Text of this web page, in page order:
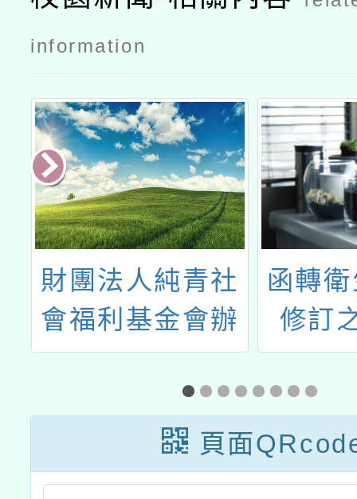
information
函轉衛生福利部
修訂之「114-
115年COVID-
19疫苗接種計
畫」，並自114
年11月12日起提
財團
童安
會「
服務
「兒
事件
頁面